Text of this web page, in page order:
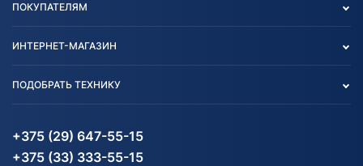
Блог
Карта сайта
ПОКУПАТЕЛЯМ
Согласие на обработку
Информация до получения
согласия на обработку
ИНТЕРНЕТ-МАГАЗИН
Агротехника
Водный транспорт
Электротранспорт
ПОДОБРАТЬ ТЕХНИКУ
Агротехника
Электротранспорт
+375 (29) 647-55-15
+375 (33) 333-55-15